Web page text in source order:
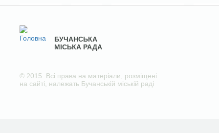
БУЧАНСЬКА
МІСЬКА РАДА
© 2015. Всі права на матеріали, розміщені
на сайті, належать Бучанській міській раді